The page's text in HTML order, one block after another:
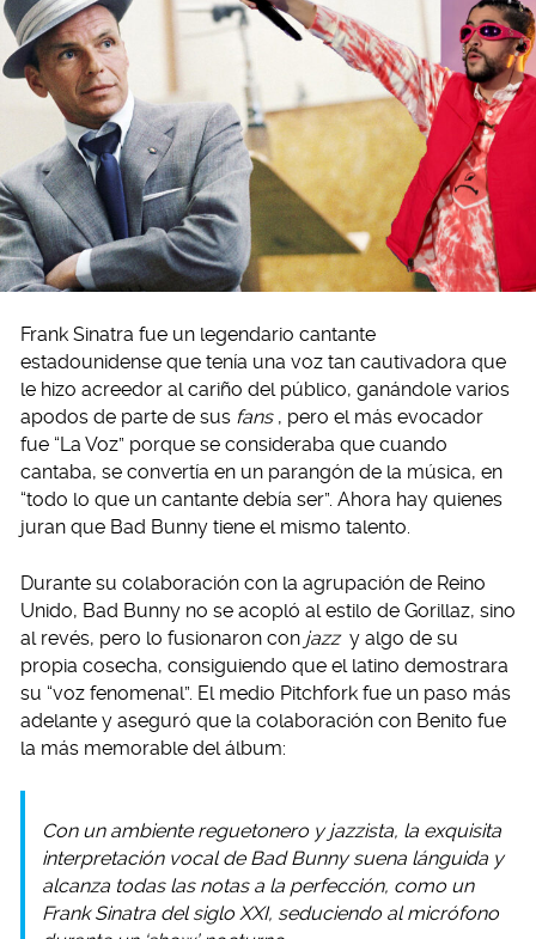
Frank Sinatra fue un legendario cantante
estadounidense que tenía una voz tan cautivadora que
le hizo acreedor al cariño del público, ganándole varios
apodos de parte de sus fans , pero el más evocador
fue “La Voz” porque se consideraba que cuando
cantaba, se convertía en un parangón de la música, en
“todo lo que un cantante debía ser”. Ahora hay quienes
juran que Bad Bunny tiene el mismo talento.
Durante su colaboración con la agrupación de Reino
Unido, Bad Bunny no se acopló al estilo de Gorillaz, sino
al revés, pero lo fusionaron con jazz y algo de su
propia cosecha, consiguiendo que el latino demostrara
su “voz fenomenal”. El medio Pitchfork fue un paso más
adelante y aseguró que la colaboración con Benito fue
la más memorable del álbum:
Con un ambiente reguetonero y jazzista, la exquisita
interpretación vocal de Bad Bunny suena lánguida y
alcanza todas las notas a la perfección, como un
Frank Sinatra del siglo XXI, seduciendo al micrófono